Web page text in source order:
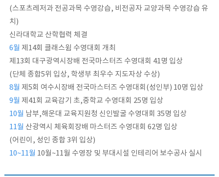
(스포츠레저과 전공과목 수영강습, 비전공자 교양과목 수영강습 유
치)
신라대학교 산학협력 체결
6월 제14회 클래스윔 수영대회 개최
제13회 대구광역시장배 전국마스터즈 수영대회 41명 입상
(단체 종합5위 입상, 학생부 최우수 지도자상 수상)
8월 제5회 여수시장배 전국마스터즈 수영대회(성인부) 10명 입상
9월 제41회 교육감기 초,중학교 수영대회 25명 입상
10월 남부,해운대 교육지원청 신인발굴 수영대회 35명 입상
11월 산광역시 체육회장배 마스터즈 수영대회 62명 입상
(어린이, 성인 종합 3위 입상)
10~11월 10월~11월 수영장 및 부대시설 인테리어 보수공사 실시